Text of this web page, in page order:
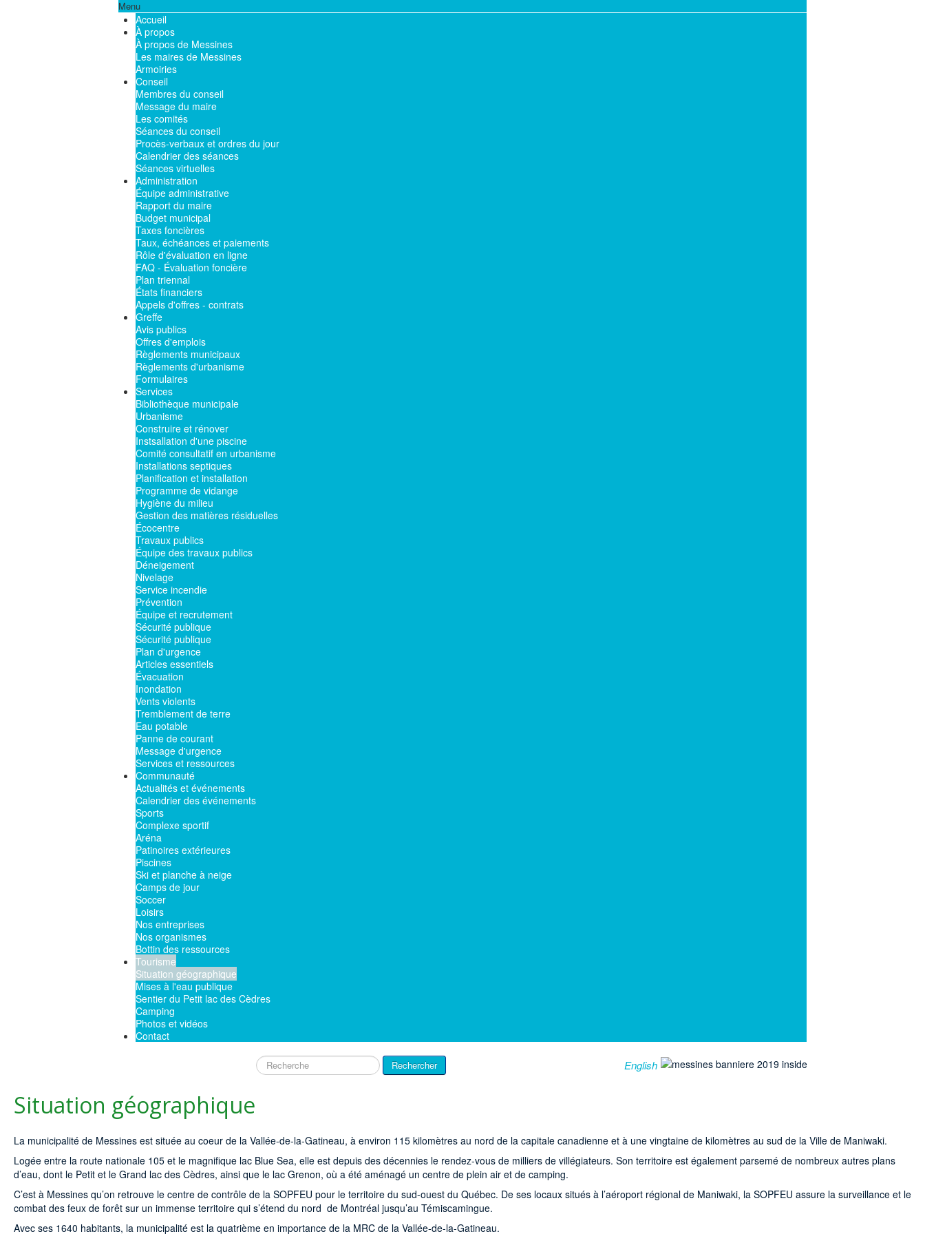
Menu
Accueil
À propos
À propos de Messines
Les maires de Messines
Armoiries
Conseil
Membres du conseil
Message du maire
Les comités
Séances du conseil
Procès-verbaux et ordres du jour
Calendrier des séances
Séances virtuelles
Administration
Équipe administrative
Rapport du maire
Budget municipal
Taxes foncières
Taux, échéances et paiements
Rôle d'évaluation en ligne
FAQ - Évaluation foncière
Plan triennal
États financiers
Appels d'offres - contrats
Greffe
Avis publics
Offres d'emplois
Règlements municipaux
Règlements d'urbanisme
Formulaires
Services
Bibliothèque municipale
Urbanisme
Construire et rénover
Instsallation d'une piscine
Comité consultatif en urbanisme
Installations septiques
Planification et installation
Programme de vidange
Hygiène du milieu
Gestion des matières résiduelles
Écocentre
Travaux publics
Équipe des travaux publics
Déneigement
Nivelage
Service incendie
Prévention
Équipe et recrutement
Sécurité publique
Sécurité publique
Plan d'urgence
Articles essentiels
Évacuation
Inondation
Vents violents
Tremblement de terre
Eau potable
Panne de courant
Message d'urgence
Services et ressources
Communauté
Actualités et événements
Calendrier des événements
Sports
Complexe sportif
Aréna
Patinoires extérieures
Piscines
Ski et planche à neige
Camps de jour
Soccer
Loisirs
Nos entreprises
Nos organismes
Bottin des ressources
Tourisme
Situation géographique
Mises à l'eau publique
Sentier du Petit lac des Cèdres
Camping
Photos et vidéos
Contact
Rechercher Rechercher English
Situation géographique
La municipalité de Messines est située au coeur de la Vallée-de-la-Gatineau, à environ 115 kilomètres au nord de la capitale canadienne et à une vingtaine de kilomètres au sud de la Ville de Maniwaki.
Logée entre la route nationale 105 et le magnifique lac Blue Sea, elle est depuis des décennies le rendez-vous de milliers de villégiateurs. Son territoire est également parsemé de nombreux autres plans
d’eau, dont le Petit et le Grand lac des Cèdres, ainsi que le lac Grenon, où a été aménagé un centre de plein air et de camping.
C’est à Messines qu’on retrouve le centre de contrôle de la SOPFEU pour le territoire du sud-ouest du Québec. De ses locaux situés à l’aéroport régional de Maniwaki, la SOPFEU assure la surveillance et le
combat des feux de forêt sur un immense territoire qui s’étend du nord de Montréal jusqu’au Témiscamingue.
Avec ses 1640 habitants, la municipalité est la quatrième en importance de la MRC de la Vallée-de-la-Gatineau.